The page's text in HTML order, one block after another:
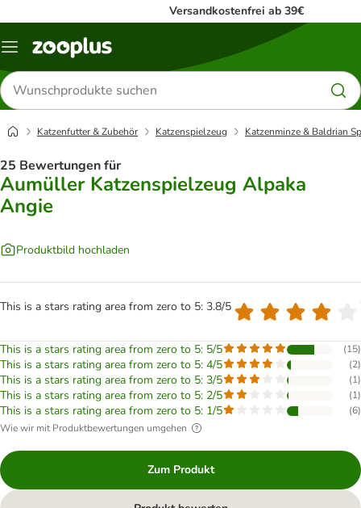
Versandkostenfrei ab 39€
Menü
Produkte
suchen
Katzenfutter & Zubehör Katzenspielzeug Katzenminze & Baldrian
25 Bewertungen für
Aumüller Katzenspielzeug Alpaka
Angie
Produktbild hochladen
This is a stars rating area from zero to 5: 3.8/5
This is a stars rating area from zero to 5: 5/5 (15)
This is a stars rating area from zero to 5: 4/5 (2)
This is a stars rating area from zero to 5: 3/5 (1)
This is a stars rating area from zero to 5: 2/5 (1)
This is a stars rating area from zero to 5: 1/5 (6)
Wie wir mit Produktbewertungen umgehen
Zum Produkt